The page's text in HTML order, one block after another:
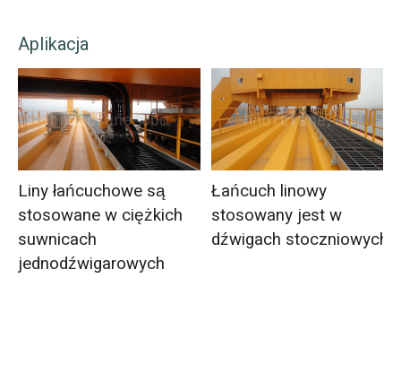
Aplikacja
Liny łańcuchowe są
stosowane w ciężkich
suwnicach
jednodźwigarowych
Łańcuch linowy
stosowany jest w
dźwigach stoczniowych